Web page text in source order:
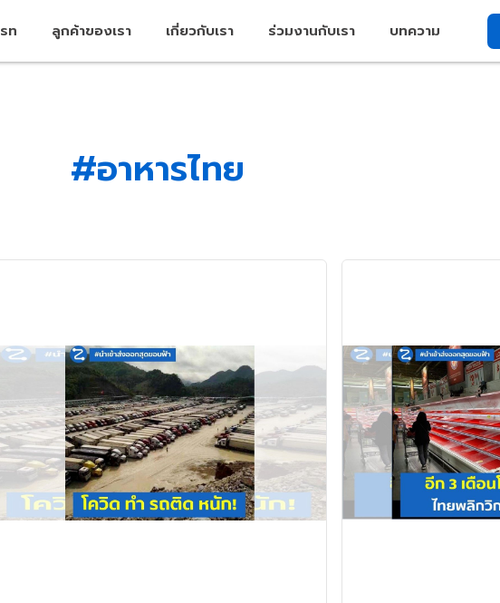
ท ลูกค้าของเรา เกี่ยวกับเรา ร่วมงานกับเรา บทความ
#อาหารไทย